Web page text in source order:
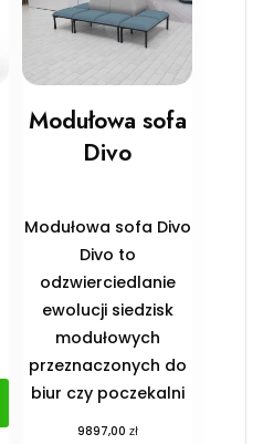
Modułowa sofa
Divo
Modułowa sofa Divo
Divo to
odzwierciedlanie
ewolucji siedzisk
modułowych
przeznaczonych do
biur czy poczekalni
9897,00 zł